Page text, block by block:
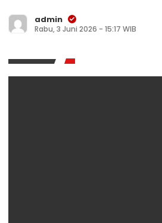
admin
Rabu, 3 Juni 2026 - 15:17 WIB